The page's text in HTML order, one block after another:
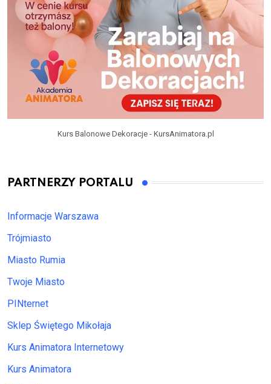
Kurs Balonowe Dekoracje - KursAnimatora.pl
PARTNERZY PORTALU
Informacje Warszawa
Trójmiasto
Miasto Rumia
Twoje Miasto
PINternet
Sklep Świętego Mikołaja
Kurs Animatora Internetowy
Kurs Animatora